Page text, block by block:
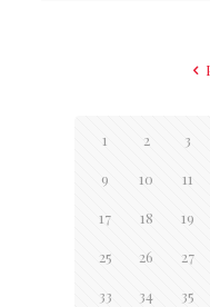
1 2 3
9 10 11
17 18 19
25 26 27
33 34 35